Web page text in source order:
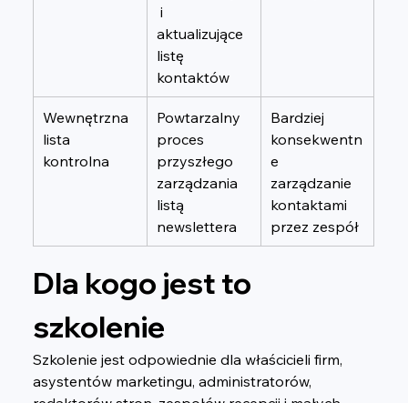
i
aktualizujące
listę
kontaktów
Wewnętrzna
lista
kontrolna
Powtarzalny
proces
przyszłego
zarządzania
listą
newslettera
Bardziej
konsekwentn
e
zarządzanie
kontaktami
przez zespół
Dla kogo jest to
szkolenie
Szkolenie jest odpowiednie dla właścicieli firm,
asystentów marketingu, administratorów,